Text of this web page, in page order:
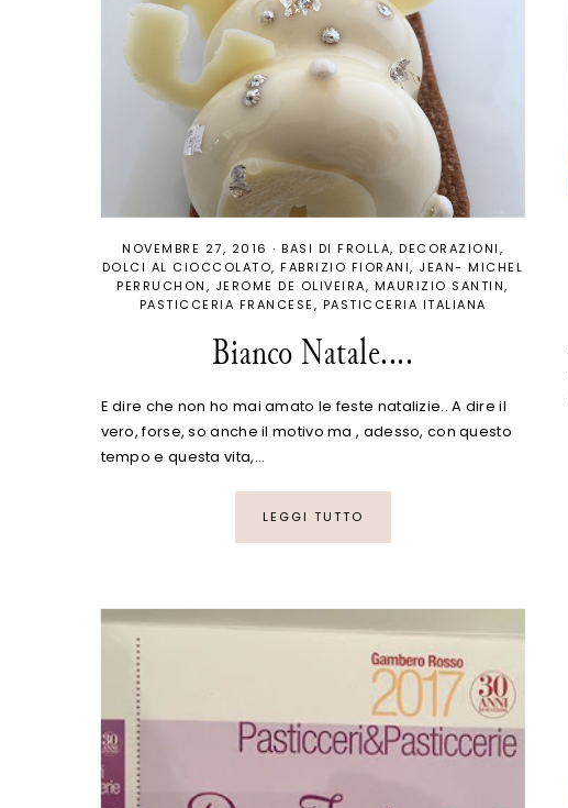
NOVEMBRE 27, 2016 · BASI DI FROLLA DECORAZIONI
DOLCI AL CIOCCOLATO FABRIZIO FIORANI JEAN- MICHEL
PERRUCHON
JEROME DE OLIVEIRA
MAURIZIO SANTIN
PASTICCERIA FRANCESE
PASTICCERIA ITALIANA
Bianco Natale....
E dire che non ho mai amato le feste natalizie.. A dire il
vero, forse, so anche il motivo ma , adesso, con questo
tempo e questa vita,…
LEGGI TUTTO